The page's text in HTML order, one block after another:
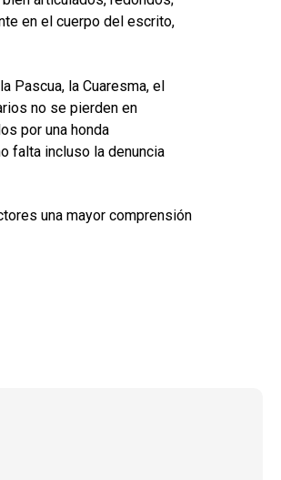
en el cuerpo del escrito,
Pascua, la Cuaresma, el
no se pierden en
por una honda
falta incluso la denuncia
una mayor comprensión